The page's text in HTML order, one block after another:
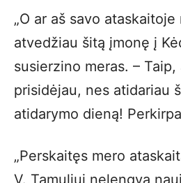
„O ar aš savo ataskaitoje
atvedžiau šitą įmonę į
susierzino meras. –
prisidėjau, nes atidariau
atidarymo dieną!
„Perskaitęs mero
V. Tamuliui nelengva